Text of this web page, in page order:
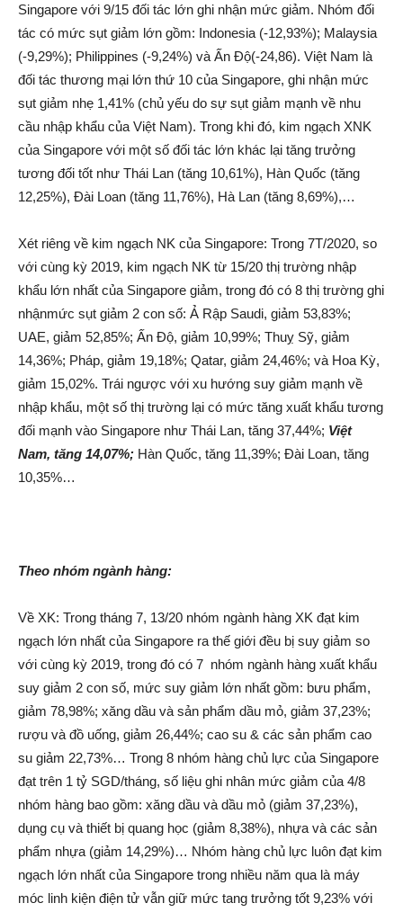
Singapore với 9/15 đối tác lớn ghi nhận mức giảm. Nhóm đối
tác có mức sụt giảm lớn gồm: Indonesia (-12,93%); Malaysia
(-9,29%); Philippines (-9,24%) và Ấn Độ(-24,86). Việt Nam là
đối tác thương mại lớn thứ 10 của Singapore, ghi nhận mức
sụt giảm nhẹ 1,41% (chủ yếu do sự sụt giảm mạnh về nhu
cầu nhập khẩu của Việt Nam). Trong khi đó, kim ngạch XNK
của Singapore với một số đối tác lớn khác lại tăng trưởng
tương đối tốt như Thái Lan (tăng 10,61%), Hàn Quốc (tăng
12,25%), Đài Loan (tăng 11,76%), Hà Lan (tăng 8,69%),…
Xét riêng về kim ngạch NK của Singapore: Trong 7T/2020, so
với cùng kỳ 2019, kim ngạch NK từ 15/20 thị trường nhập
khẩu lớn nhất của Singapore giảm, trong đó có 8 thị trường ghi
nhậnmức sụt giảm 2 con số: Ả Rập Saudi, giảm 53,83%;
UAE, giảm 52,85%; Ấn Độ, giảm 10,99%; Thuỵ Sỹ, giảm
14,36%; Pháp, giảm 19,18%; Qatar, giảm 24,46%; và Hoa Kỳ,
giảm 15,02%. Trái ngược với xu hướng suy giảm mạnh về
nhập khẩu, một số thị trường lại có mức tăng xuất khẩu tương
đối mạnh vào Singapore như Thái Lan, tăng 37,44%; Việt
Nam, tăng 14,07%; Hàn Quốc, tăng 11,39%; Đài Loan, tăng
10,35%…
Theo nhóm ngành hàng:
Về XK: Trong tháng 7, 13/20 nhóm ngành hàng XK đạt kim
ngạch lớn nhất của Singapore ra thế giới đều bị suy giảm so
với cùng kỳ 2019, trong đó có 7 nhóm ngành hàng xuất khẩu
suy giảm 2 con số, mức suy giảm lớn nhất gồm: bưu phẩm,
giảm 78,98%; xăng dầu và sản phẩm dầu mỏ, giảm 37,23%;
rượu và đồ uống, giảm 26,44%; cao su & các sản phẩm cao
su giảm 22,73%… Trong 8 nhóm hàng chủ lực của Singapore
đạt trên 1 tỷ SGD/tháng, số liệu ghi nhân mức giảm của 4/8
nhóm hàng bao gồm: xăng dầu và dầu mỏ (giảm 37,23%),
dụng cụ và thiết bị quang học (giảm 8,38%), nhựa và các sản
phẩm nhựa (giảm 14,29%)… Nhóm hàng chủ lực luôn đạt kim
ngạch lớn nhất của Singapore trong nhiều năm qua là máy
móc linh kiện điện tử vẫn giữ mức tang trưởng tốt 9,23% với